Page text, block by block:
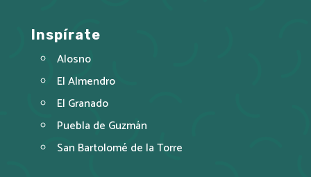
Inspírate
Alosno
El Almendro
El Granado
Puebla de Guzmán
San Bartolomé de la Torre